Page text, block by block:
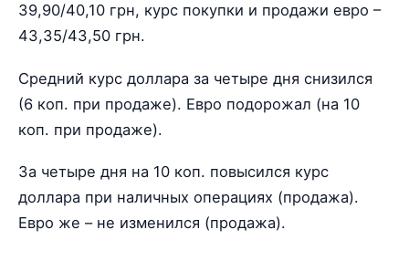
39,90/40,10 грн, курс покупки и продажи евро –
43,35/43,50 грн.
Средний курс доллара за четыре дня снизился
(6 коп. при продаже). Евро подорожал (на 10
коп. при продаже).
За четыре дня на 10 коп. повысился курс
доллара при наличных операциях (продажа).
Евро же – не изменился (продажа).